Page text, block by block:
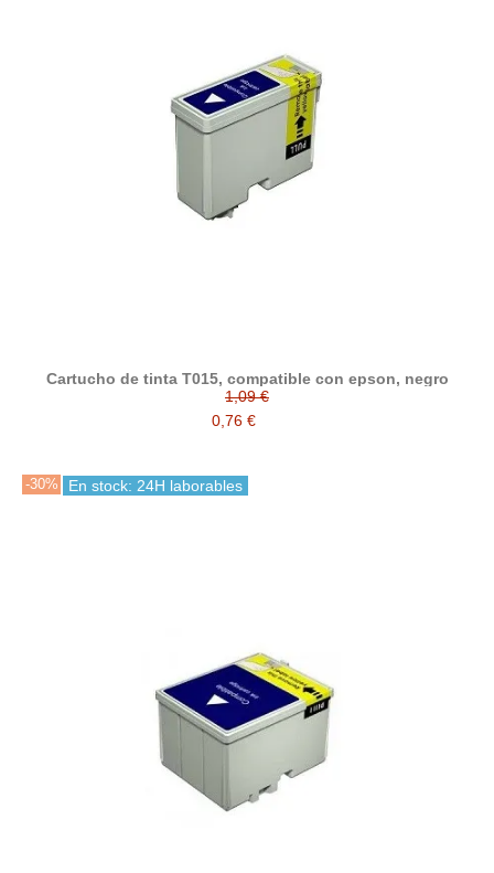
Cartucho de tinta T015, compatible con epson, negro
1,09 €
0,76 €
-30% En stock: 24H laborables